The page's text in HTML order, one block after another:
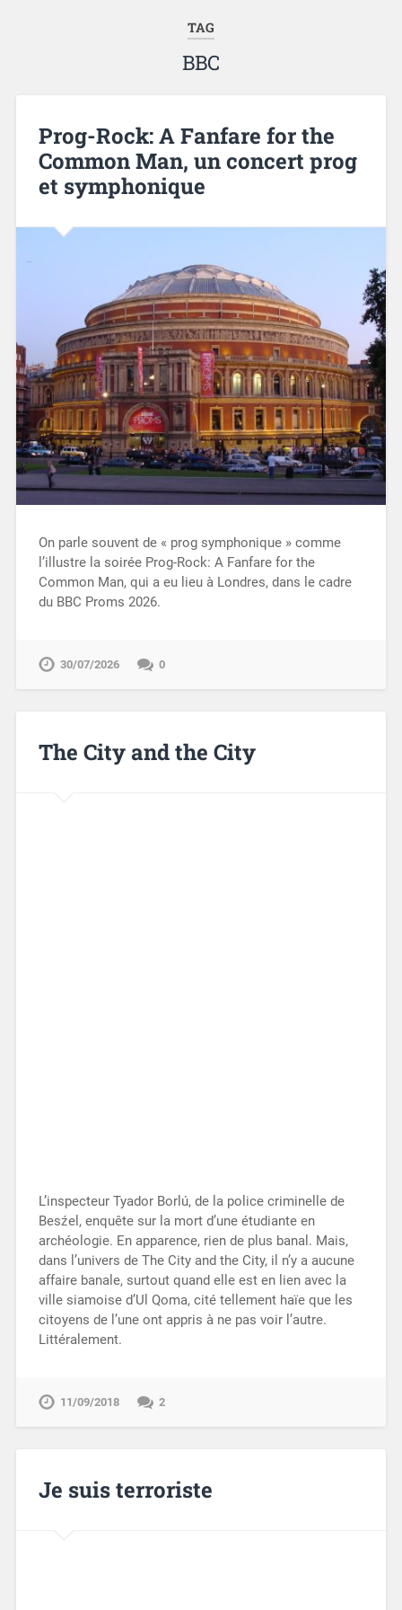
TAG
BBC
Prog-Rock: A Fanfare for the
Common Man, un concert prog
et symphonique
On parle souvent de « prog symphonique » comme
l’illustre la soirée Prog-Rock: A Fanfare for the
Common Man, qui a eu lieu à Londres, dans le cadre
du BBC Proms 2026.
30/07/2026 0
The City and the City
L’inspecteur Tyador Borlú, de la police criminelle de
Besźel, enquête sur la mort d’une étudiante en
archéologie. En apparence, rien de plus banal. Mais,
dans l’univers de The City and the City, il n’y a aucune
affaire banale, surtout quand elle est en lien avec la
ville siamoise d’Ul Qoma, cité tellement haïe que les
citoyens de l’une ont appris à ne pas voir l’autre.
Littéralement.
11/09/2018 2
Je suis terroriste